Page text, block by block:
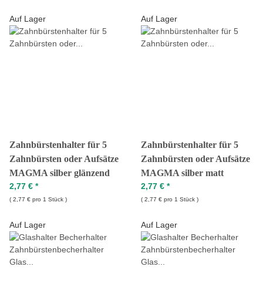
Auf Lager
Zahnbürstenhalter für 5
Zahnbürsten oder Aufsätze
MAGMA silber glänzend
2,77 € *
2,77 € pro 1 Stück
Auf Lager
Zahnbürstenhalter für 5
Zahnbürsten oder Aufsätze
MAGMA silber matt
2,77 € *
2,77 € pro 1 Stück
Auf Lager Auf Lager